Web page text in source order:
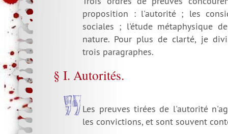
proposition : l'autorité ; les
sociales ; l'étude métaphysique
nature. Pour plus de clarté, je
trois paragraphes.
§ I. Autorités.
Les preuves tirées de l'autorité
les convictions, et sont souvent